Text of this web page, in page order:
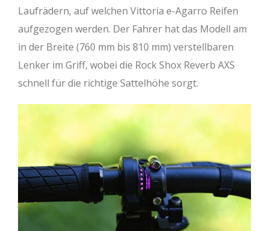
Laufrädern, auf welchen Vittoria e-Agarro Reifen
aufgezogen werden. Der Fahrer hat das Modell am
in der Breite (760 mm bis 810 mm) verstellbaren
Lenker im Griff, wobei die Rock Shox Reverb AXS
schnell für die richtige Sattelhöhe sorgt.